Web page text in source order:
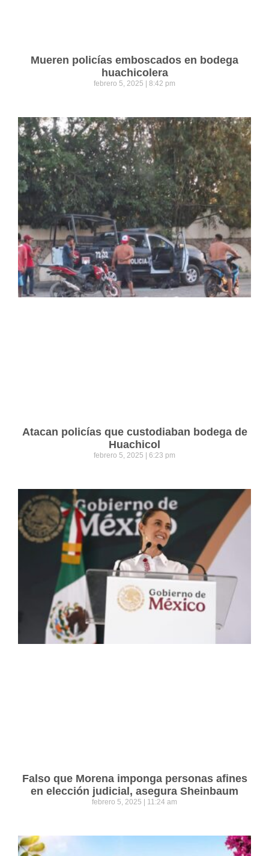
Mueren policías emboscados en bodega
huachicolera
febrero 5, 2025 8:42 pm
Atacan policías que custodiaban bodega de
Huachicol
febrero 5, 2025 6:23 pm
Falso que Morena imponga personas afines
en elección judicial, asegura Sheinbaum
febrero 5, 2025 11:24 am